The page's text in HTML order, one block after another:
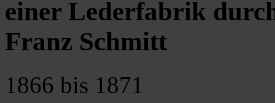
einer Lederfabrik
Franz Schmitt
1866 bis 1871